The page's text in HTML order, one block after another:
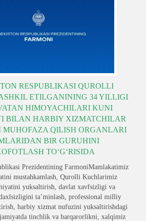
RESPUBLIKASI QUROLLI
ETILGANINING 34 YILLIGI
HIMOYACHILARI KUNI
BILAN HARBIY XIZMATCHILAR
MUHOFAZA QILISH ORGANLARI
BIR GURUHINI
TO‘G‘RISIDA
Prezidentining FarmoniMamlakatimiz
mustahkamlash, Qurolli Kuchlarimiz
yuksaltirish, davlat xavfsizligi va
ta’minlash, professional milliy
harbiy xizmat nufuzini yuksaltirishdagi
tinchlik va barqarorlikni, xalqimiz